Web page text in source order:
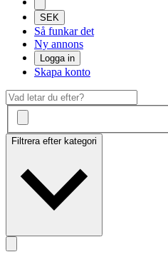
SEK
Så funkar det
Ny annons
Logga in
Skapa konto
Filtrera efter kategori